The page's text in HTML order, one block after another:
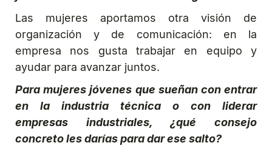
Las mujeres aportamos otra visión de
organización y de comunicación: en la
empresa nos gusta trabajar en equipo y
ayudar para avanzar juntos.
Para mujeres jóvenes que sueñan con entrar
en la industria técnica o con liderar
empresas industriales, ¿qué consejo
concreto les darías para dar ese salto?